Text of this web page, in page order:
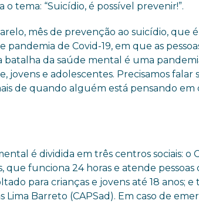
tema: “Suicídio, é possível prevenir!”.
mês de prevenção ao suicídio, que
de Covid-19, em que as
batalha da saúde mental é uma
e adolescentes. Precisamos falar
de quando alguém está pensando
é dividida em três centros sociais: o
que funciona 24 horas e atende
para crianças e jovens até 18 anos;
Barreto (CAPSad). Em caso de